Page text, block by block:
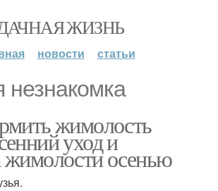
ЖИЗНЬ
новости статьи
незнакомка
жимолость
уход и
жимолости осенью